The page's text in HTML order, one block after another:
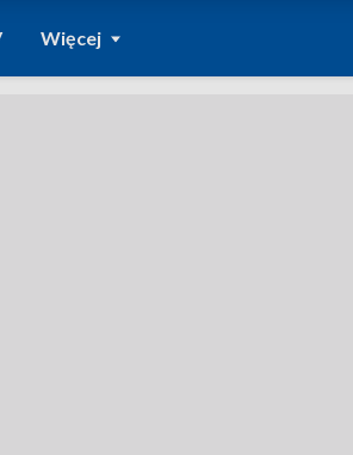
Więcej